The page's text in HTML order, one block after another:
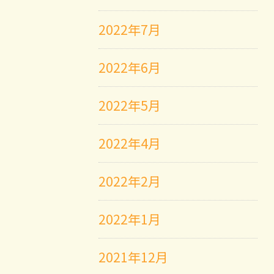
2022年7月
2022年6月
2022年5月
2022年4月
2022年2月
2022年1月
2021年12月